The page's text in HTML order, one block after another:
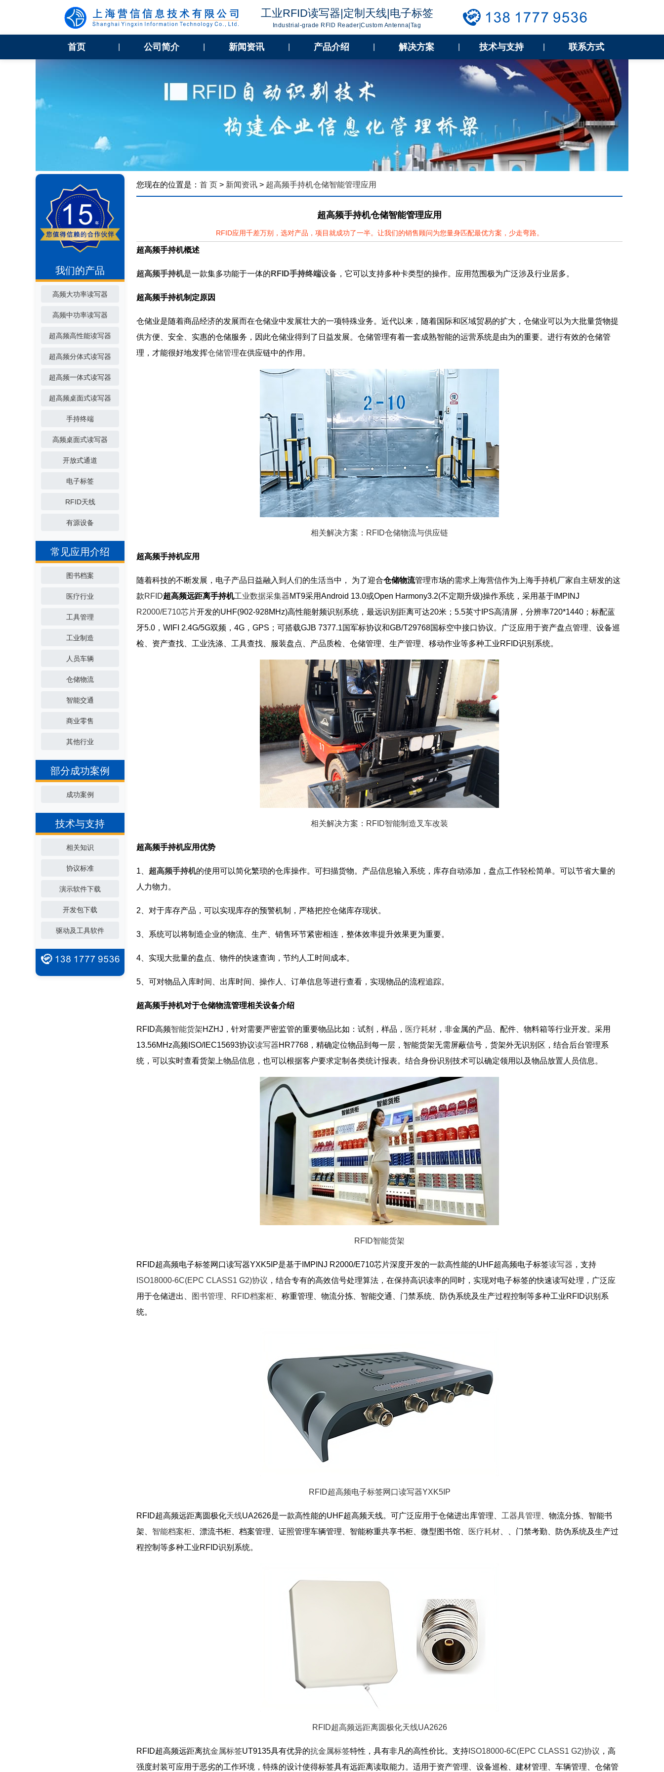
工业RFID读写器|定制天线|电子标签
Industrial-grade RFID Reader|Custom Antenna|Tag
首页 公司简介 新闻资讯 产品介绍 解决方案 技术与支持 联系方式
我们的产品
高频大功率读写器
高频中功率读写器
超高频高性能读写器
超高频分体式读写器
超高频一体式读写器
超高频桌面式读写器
手持终端
高频桌面式读写器
开放式通道
电子标签
RFID天线
有源设备
常见应用介绍
图书档案
医疗行业
工具管理
工业制造
人员车辆
仓储物流
智能交通
商业零售
其他行业
部分成功案例
成功案例
技术与支持
相关知识
协议标准
演示软件下载
开发包下载
驱动及工具软件
您现在的位置是： 首 页 > 新闻资讯 > 超高频手持机仓储智能管理应用
超高频手持机仓储智能管理应用
RFID应用千差万别，选对产品，项目就成功了一半。让我们的销售顾问为您量身匹配最优方案，少走弯路。
超高频手持机概述
超高频手持机是一款集多功能于一体的 RFID手持终端设备，它可以支持多种卡类型的操作。应用范围极为广泛涉及行业居多。
超高频手持机制定原因
仓储业是随着商品经济的发展而在仓储业中发展壮大的一项特殊业务。近代以来，随着国际和区域贸易的扩大，仓储业可以为大批量货物提
供方便、安全、实惠的仓储服务，因此仓储业得到了日益发展。仓储管理有着一套成熟智能的运营系统是由为的重要。进行有效的仓储管
理，才能很好地发挥仓储管理在供应链中的作用。
相关解决方案：RFID仓储物流与供应链
超高频手持机应用
随着科技的不断发展，电子产品日益融入到人们的生活当中， 为了迎合仓储物流管理市场的需求上海营信作为上海手持机厂家自主研发的这
款RFID超高频远距离手持机工业数据采集器MT9采用Android 13.0或Open Harmony3.2(不定期升级)操作系统，采用基于IMPINJ
R2000/E710芯片开发的UHF(902-928MHz)高性能射频识别系统，最远识别距离可达20米；5.5英寸IPS高清屏，分辨率720*1440；标配蓝
牙5.0，WIFI 2.4G/5G双频，4G，GPS；可搭载GJB 7377.1国军标协议和GB/T29768国标空中接口协议。广泛应用于资产盘点管理、设备巡
检、资产查找、工业洗涤、工具查找、服装盘点、产品质检、仓储管理、生产管理、移动作业等多种工业RFID识别系统。
相关解决方案：RFID智能制造叉车改装
超高频手持机应用优势
1、 超高频手持机的使用可以简化繁琐的仓库操作。可扫描货物。产品信息输入系统，库存自动添加，盘点工作轻松简单。可以节省大量的
人力物力。
2、对于库存产品，可以实现库存的预警机制，严格把控仓储库存现状。
3、系统可以将制造企业的物流、生产、销售环节紧密相连，整体效率提升效果更为重要。
4、实现大批量的盘点、物件的快速查询，节约人工时间成本。
5、可对物品入库时间、出库时间、操作人、订单信息等进行查看，实现物品的流程追踪。
超高频手持机对于仓储物流管理相关设备介绍
RFID高频智能货架HZHJ，针对需要严密监管的重要物品比如：试剂，样品， 医疗耗材 ，非金属的产品、配件、物料箱等行业开发。采用
13.56MHz高频ISO/IEC15693协议读写器HR7768，精确定位物品到每一层，智能货架无需屏蔽信号，货架外无识别区，结合后台管理系
统，可以实时查看货架上物品信息，也可以根据客户要求定制各类统计报表。结合身份识别技术可以确定领用以及物品放置人员信息。
RFID智能货架
RFID超高频电子标签网口读写器YXK5IP是基于IMPINJ R2000/E710芯片深度开发的一款高性能的UHF超高频电子标签读写器 ，支持
ISO18000-6C(EPC CLASS1 G2)协议 ，结合专有的高效信号处理算法，在保持高识读率的同时，实现对电子标签的快速读写处理，广泛应
用于仓储进出、
图书管理 RFID档案柜 、称重管理、物流分拣、智能交通、门禁系统、防伪系统及生产过程控制等多种工业RFID识别系
统。
RFID超高频电子标签网口读写器YXK5IP
RFID超高频远距离圆极化天线UA2626是一款高性能的UHF超高频天线。可广泛应用于仓储进出库管理、 工器具管理 、物流分拣、智能书
架、 智能档案柜 、漂流书柜、档案管理、证照管理车辆管理、智能称重共享书柜、微型图书馆、 医疗耗材 、、门禁考勤、防伪系统及生产过
程控制等多种工业RFID识别系统。
RFID超高频远距离圆极化天线UA2626
RFID超高频远距离抗金属标签UT9135具有优异的抗金属标签特性，具有非凡的高性价比。支持 ISO18000-6C(EPC CLASS1 G2)协议 ，高
强度封装可应用于恶劣的工作环境，特殊的设计使得标签具有远距离读取能力。适用于资产管理、设备巡检、建材管理、车辆管理、仓储管